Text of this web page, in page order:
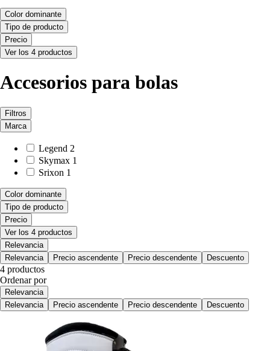
Color dominante
Tipo de producto
Precio
Ver los 4 productos
Accesorios para bolas
Filtros
Marca
Legend 2
Skymax 1
Srixon 1
Color dominante
Tipo de producto
Precio
Ver los 4 productos
Relevancia
Relevancia
Precio ascendente Precio descendente Descuento
4 productos
Ordenar por
Relevancia
Relevancia
Precio ascendente Precio descendente Descuento